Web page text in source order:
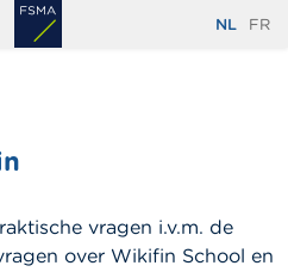
NL FR
vragen i.v.m. de
over Wikifin School en